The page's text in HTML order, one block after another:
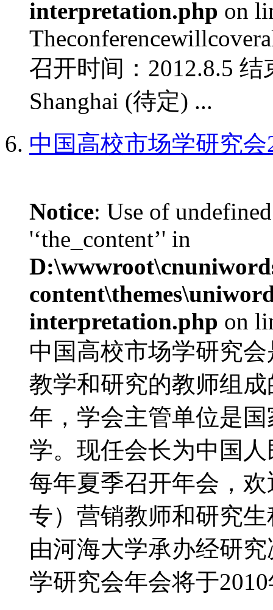
interpretation.php on
召开时间：2012.8.5
Shanghai (待定) ...
中国高校市场学研究会
Notice: Use of
'‘the_content’' in
interpretation.php on
中国高校市场学研究
教学和研究的教师组
年，学会主管单位是
学。现任会长为中国
每年夏季召开年会，
专）营销教师和研究
由河海大学承办经研
学研究会年会将于